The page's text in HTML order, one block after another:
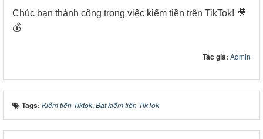
Chúc bạn thành công trong việc kiếm tiền trên TikTok! 🎥
💰
Tác giả: Admin
Tags: Kiếm tiền Tiktok, Bật kiếm tiền TikTok